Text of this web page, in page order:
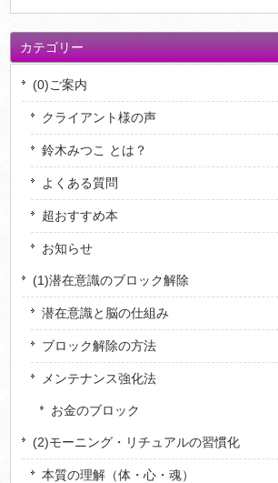
カテゴリー
(0)ご案内
クライアント様の声
鈴木みつこ とは？
よくある質問
超おすすめ本
お知らせ
(1)潜在意識のブロック解除
潜在意識と脳の仕組み
ブロック解除の方法
メンテナンス強化法
お金のブロック
(2)モーニング・リチュアルの習慣化
本質の理解（体・心・魂）